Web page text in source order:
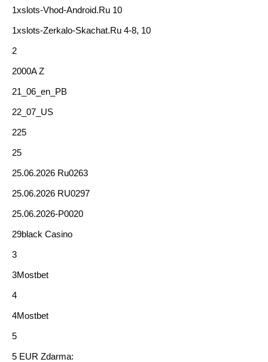
1xslots-Vhod-Android.ru 10
1xslots-Zerkalo-Skachat.ru 4-8, 10
2
2000A Z
21_06_en_PB
22_07_US
225
25
25.06.2026 Ru0263
25.06.2026 RU0297
25.06.2026-P0020
29black Casino
3
3Mostbet
4
4Mostbet
5
5 EUR Zdarma: